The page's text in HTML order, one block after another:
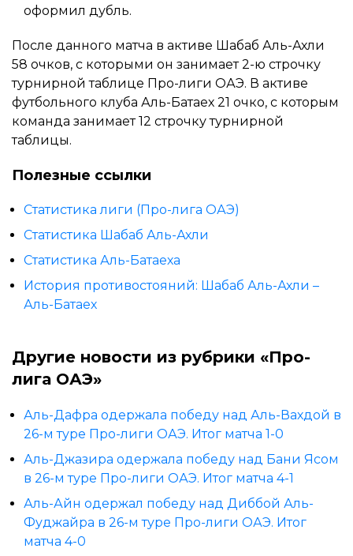
оформил дубль.
После данного матча в активе Шабаб Аль-Ахли
58 очков, с которыми он занимает 2-ю строчку
турнирной таблице Про-лиги ОАЭ. В активе
футбольного клуба Аль-Батаех 21 очко, с которым
команда занимает 12 строчку турнирной
таблицы.
Полезные ссылки
Статистика лиги (Про-лига ОАЭ)
Статистика Шабаб Аль-Ахли
Статистика Аль-Батаеха
История противостояний: Шабаб Аль-Ахли –
Аль-Батаех
Другие новости из рубрики «Про-
лига ОАЭ»
Аль-Дафра одержала победу над Аль-Вахдой в
26-м туре Про-лиги ОАЭ. Итог матча 1-0
Аль-Джазира одержала победу над Бани Ясом
в 26-м туре Про-лиги ОАЭ. Итог матча 4-1
Аль-Айн одержал победу над Диббой Аль-
Фуджайра в 26-м туре Про-лиги ОАЭ. Итог
матча 4-0